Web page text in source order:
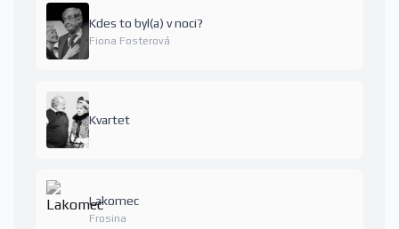
Kdes to byl(a) v noci?
Fiona Fosterová
Kvartet
Lakomec
Frosina